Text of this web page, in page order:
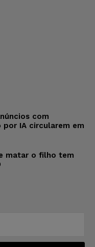
com
IA circularem em
matar o filho tem